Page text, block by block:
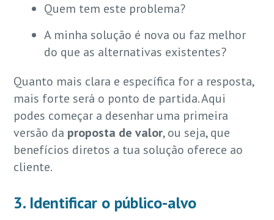
Quem tem este problema?
A minha solução é nova ou faz melhor
do que as alternativas existentes?
Quanto mais clara e específica for a resposta,
mais forte será o ponto de partida. Aqui
podes começar a desenhar uma primeira
versão da proposta de valor, ou seja, que
benefícios diretos a tua solução oferece ao
cliente.
3. Identificar o público-alvo